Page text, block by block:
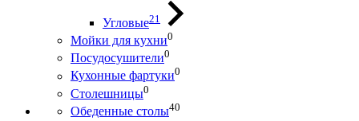
Угловые21
Мойки для кухни0
Посудосушители0
Кухонные фартуки0
Столешницы0
Обеденные столы40